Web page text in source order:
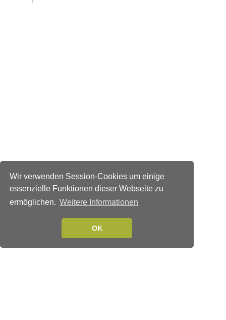
Wir verwenden Session-Cookies um einige
essenzielle Funktionen dieser Webseite zu
ermöglichen. Weitere Informationen
OK